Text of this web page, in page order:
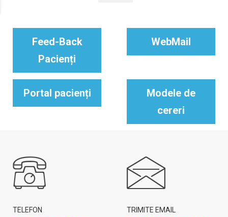
Feed-Back
Pacienți
WebMail
Portal pacienți
Modele de
cereri
TELEFON TRIMITE EMAIL